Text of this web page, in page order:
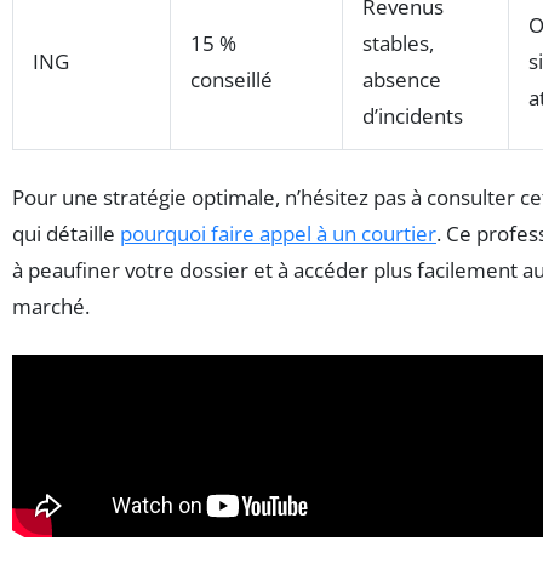
ING
15 %
conseillé
Revenus
stables,
absence
d’incidents
Pour une stratégie optimale, n’hésitez pas à consulter
qui détaille pourquoi faire appel à un courtier. Ce
à peaufiner votre dossier et à accéder plus facilement
marché.